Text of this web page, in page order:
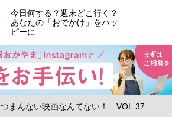
今日何する？週末どこ行く？
あなたの「おでかけ」をハッ
ピーに
つまんない映画なんてない！ VOL.37